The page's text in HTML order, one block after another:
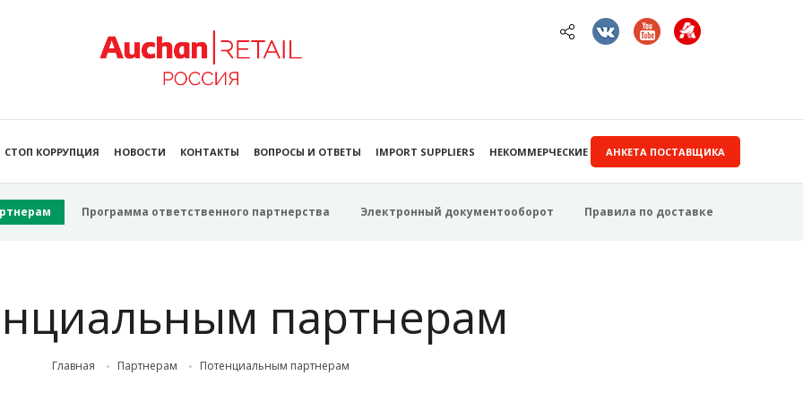
АНКЕТА ПОСТАВЩИКА
СТОП КОРРУПЦИЯ НОВОСТИ КОНТАКТЫ ВОПРОСЫ И ОТВЕТЫ IMPORT SUPPLIERS НЕКОММЕРЧЕСКИЕ ЗАКУПКИ
Программа ответственного партнерства Электронный документооборот Правила по доставке
партнерам
Главная Партнерам Потенциальным партнерам